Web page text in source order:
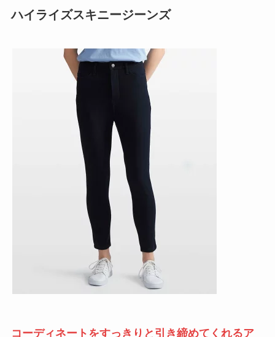
ハイライズスキニージーンズ
コーディネートをすっきりと引き締めてくれるア